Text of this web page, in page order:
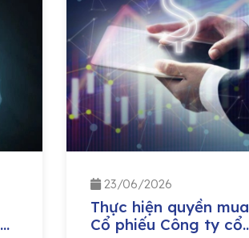
23/06/2026
Thực hiện quyền mua
Cổ phiếu Công ty cổ